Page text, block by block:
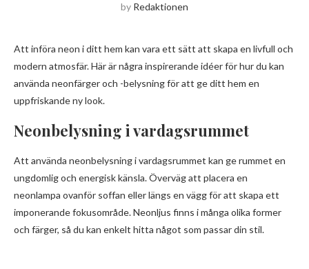
by Redaktionen
Att införa neon i ditt hem kan vara ett sätt att skapa en livfull och
modern atmosfär. Här är några inspirerande idéer för hur du kan
använda neonfärger och -belysning för att ge ditt hem en
uppfriskande ny look.
Neonbelysning i vardagsrummet
Att använda neonbelysning i vardagsrummet kan ge rummet en
ungdomlig och energisk känsla. Överväg att placera en
neonlampa ovanför soffan eller längs en vägg för att skapa ett
imponerande fokusområde. Neonljus finns i många olika former
och färger, så du kan enkelt hitta något som passar din stil.